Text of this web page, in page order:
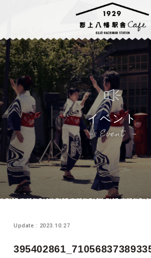
イベント
Event
Update : 2023.10.27